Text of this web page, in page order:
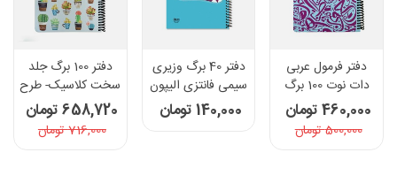
دفتر فرمول عربی
دات نوت 100 برگ
رنگ فیروزه ای
460,000 تومان
500,000 تومان
دفتر 40 برگ وزیری
سیمی فانتزی الیپون
- کد 2121526
140,000 تومان
دفتر 100 برگ جلد
سخت کلاسیک- طرح
کاکتوس
658,720 تومان
716,000 تومان